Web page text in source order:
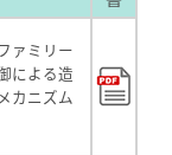
ァミリー
による造
カニズム